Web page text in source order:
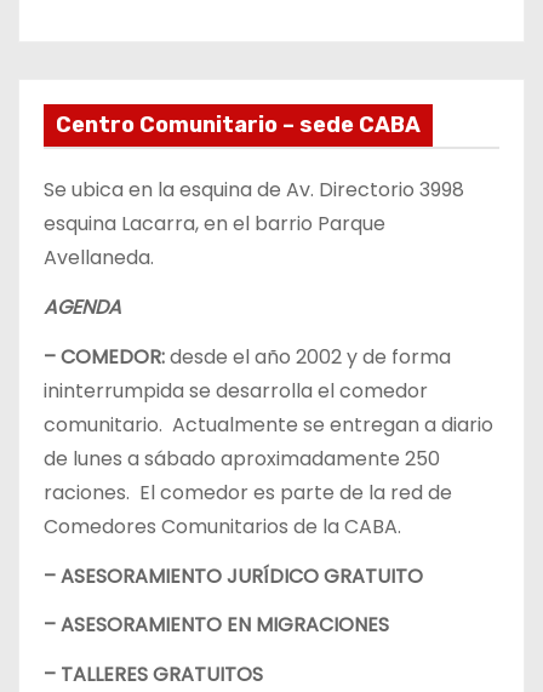
Centro Comunitario – sede CABA
Se ubica en la esquina de Av. Directorio 3998
esquina Lacarra, en el barrio Parque
Avellaneda.
AGENDA
– COMEDOR:desde el año 2002 y de forma
ininterrumpida se desarrolla el comedor
comunitario. Actualmente se entregan a diario
de lunes a sábado aproximadamente 250
raciones. El comedor es parte de la red de
Comedores Comunitarios de la CABA.
– ASESORAMIENTO JURÍDICO GRATUITO
– ASESORAMIENTO EN MIGRACIONES
– TALLERES GRATUITOS